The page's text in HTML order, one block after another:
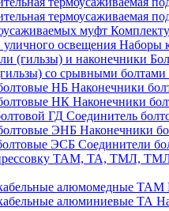
Наборы
Наконечники
Наконечники
Соединитель
Наконечники
Соединители